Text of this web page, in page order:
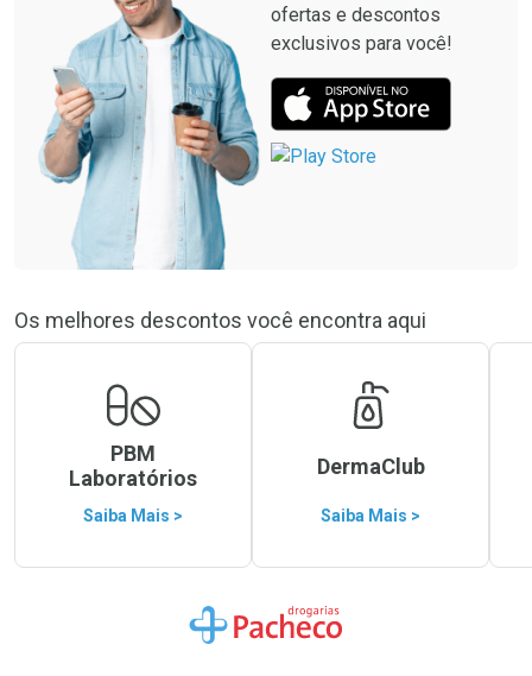
ofertas e descontos
exclusivos para você!
Os melhores descontos você encontra aqui
PBM
Laboratórios
Saiba Mais >
DermaClub
Saiba Mais >
Ir para a Home